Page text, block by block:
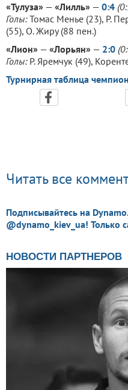
«Тулуза» — «Лилль» — 0:4
Голы:Томас Менье (23), Р.
(55), О. Жиру (88 пен.)
«Лион» — «Лорьян» — 2:0
Голы: Р. Яремчук (49),
Турнирная таблица
Читать все
Подписывайтесь на
@dynamo_kiev_ua! Только